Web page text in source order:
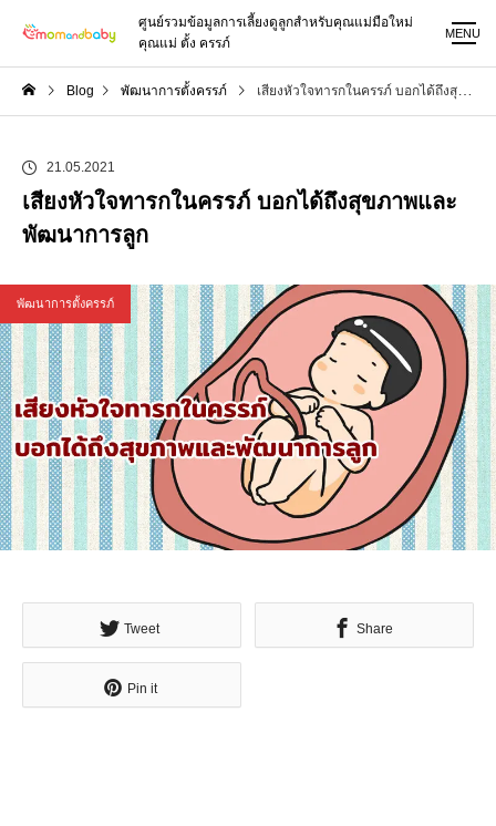
ศูนย์รวมข้อมูลการเลี้ยงดูลูกสำหรับคุณแม่มือใหม่
คุณแม่ ตั้ง ครรภ์
MENU
Blog พัฒนาการตั้งครรภ์ เสียงหัวใจทารกในครรภ์ บอกได้ถึงสุขภาพและพัฒนาการลูก
21.05.2021
เสียงหัวใจทารกในครรภ์ บอกได้ถึงสุขภาพและ
พัฒนาการลูก
พัฒนาการตั้งครรภ์
Tweet Share
Pin it